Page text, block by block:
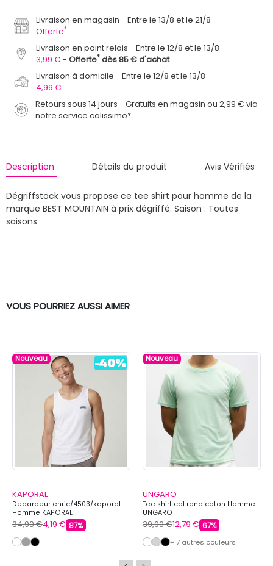
Livraison en magasin
Entre le 13/8 et le 21/8
Offerte*
Livraison en point relais
Entre le 12/8 et le 13/8
3,99 €
Offerte* dès 85 € d'achat
Livraison à domicile
Entre le 12/8 et le 13/8
4,99 €
Retours sous 14 jours - Gratuits en magasin ou 2,99 € via
notre service colissimo*
Description Détails du produit Avis Vérifiés
Dégriffstock vous propose ce tee shirt pour homme de la
marque BEST MOUNTAIN à prix dégriffé. Saison : Toutes
saisons
VOUS POURRIEZ AUSSI AIMER
Nouveau
KAPORAL
Debardeur enric/4503/kaporal
Homme KAPORAL
34,90 €4,19 € 87%
Nouveau
UNGARO
Tee shirt col rond coton Homme
UNGARO
39,90 €12,79 € 67%
+ 7 autres couleurs